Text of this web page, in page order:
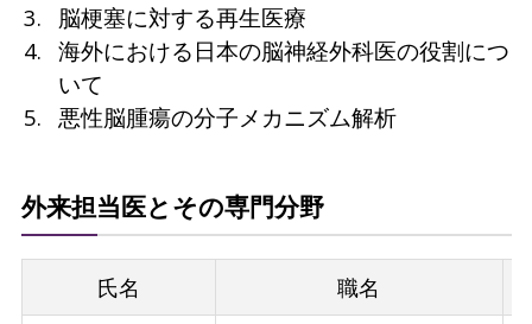
脳梗塞に対する再生医療
海外における日本の脳神経外科医の役割につ
いて
悪性脳腫瘍の分子メカニズム解析
外来担当医とその専門分野
氏名
職名